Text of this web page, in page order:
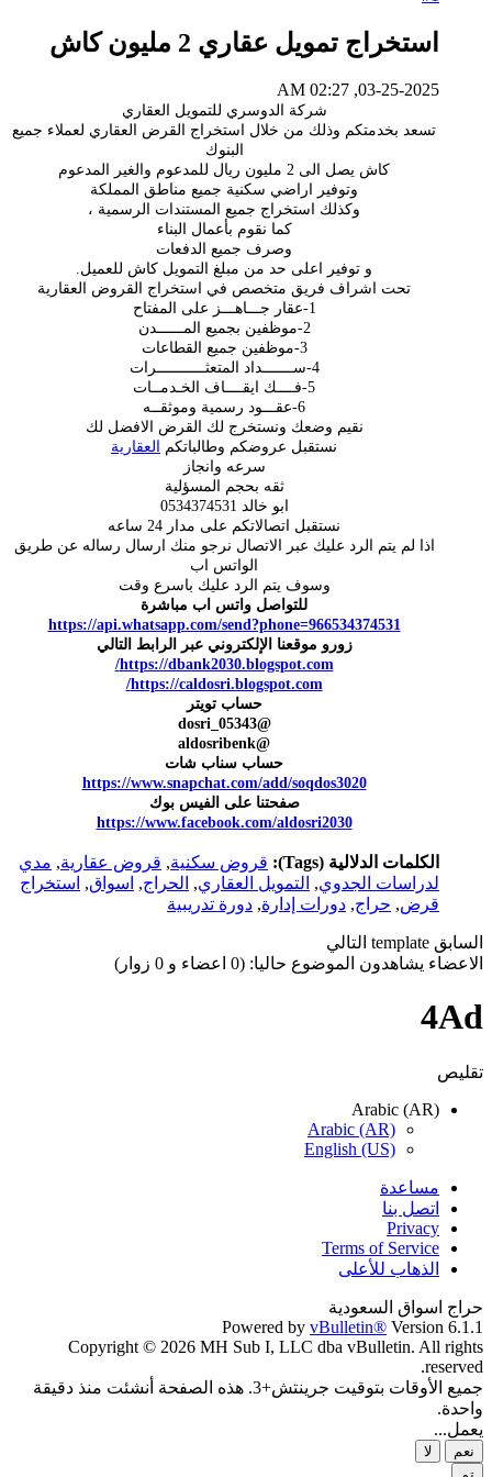
استخراج تمويل عقاري 2 مليون كاش
03-25-2025, 02:27 AM
شركة الدوسري للتمويل العقاري
تسعد بخدمتكم وذلك من خلال استخراج القرض العقاري لعملاء جميع
البنوك
كاش يصل الى 2 مليون ريال للمدعوم والغير المدعوم
وتوفير اراضي سكنية جميع مناطق المملكة
وكذلك استخراج جميع المستندات الرسمية ،
كما نقوم بأعمال البناء
وصرف جميع الدفعات
و توفير اعلى حد من مبلغ التمويل كاش للعميل.
تحت اشراف فريق متخصص في استخراج القروض العقارية
1-عقار جـــاهـــز على المفتاح
2-موظفين بجميع المــــــدن
3-موظفين جميع القطاعات
4-ســـــــداد المتعثـــــــــــرات
5-فــــك ايقــــاف الخـدمــات
6-عقـــود رسمية وموثقــه
نقيم وضعك ونستخرج لك القرض الافضل لك
نستقبل عروضكم وطالباتكم العقارية
سرعه وانجاز
ثقه بحجم المسؤلية
ابو خالد 0534374531
نستقبل اتصالاتكم على مدار 24 ساعه
اذا لم يتم الرد عليك عبر الاتصال نرجو منك ارسال رساله عن طريق
الواتس اب
وسوف يتم الرد عليك باسرع وقت
للتواصل واتس اب مباشرة
https://api.whatsapp.com/send?phone=966534374531
زورو موقعنا الإلكتروني عبر الرابط التالي
https://dbank2030.blogspot.com/
https://caldosri.blogspot.com/
حساب تويتر
@dosri_05343
@aldosribenk
حساب سناب شات
https://www.snapchat.com/add/soqdos3020
صفحتنا على الفيس بوك
https://www.facebook.com/aldosri2030
الكلمات الدلالية (Tags): قروض سكنية, قروض عقارية, مدي
لدراسات الجدوي, التمويل العقاري, الحراج, اسواق, استخراج
قرض, حراج, دورات إدارة, دورة تدريبية
السابق template التالي
الاعضاء يشاهدون الموضوع حاليا: (0 اعضاء و 0 زوار)
4Ad
تقليص
Arabic (AR)
Arabic (AR)
English (US)
مساعدة
اتصل بنا
Privacy
Terms of Service
الذهاب للأعلى
حراج اسواق السعودية
Powered by vBulletin® Version 6.1.1
Copyright © 2026 MH Sub I, LLC dba vBulletin. All rights
reserved.
جميع الأوقات بتوقيت جرينتش+3. هذه الصفحة أنشئت منذ دقيقة
واحدة.
يعمل...
نعم
لا